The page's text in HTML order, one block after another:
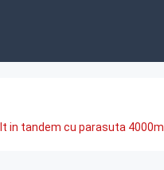
in tandem cu parasuta 4000m